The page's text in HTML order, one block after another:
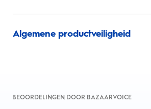
Algemene productveiligheid
BEOORDELINGEN DOOR BAZAARVOICE